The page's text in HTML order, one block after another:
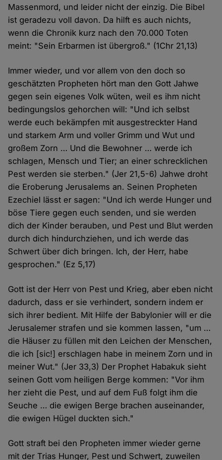
Massenmord, und leider nicht der einzig. Die Bibel
ist geradezu voll davon. Da hilft es auch nichts,
wenn die Chronik kurz nach den 70.000 Toten
meint: "Sein Erbarmen ist übergroß." (1Chr 21,13)
Immer wieder, und vor allem von den doch so
geschätzten Propheten hört man den Gott Jahwe
gegen sein eigenes Volk wüten, weil es ihm nicht
bedingungslos gehorchen will: "Und ich selbst
werde euch bekämpfen mit ausgestreckter Hand
und starkem Arm und voller Grimm und Wut und
großem Zorn … Und die Bewohner … werde ich
schlagen, Mensch und Tier; an einer schrecklichen
Pest werden sie sterben." (Jer 21,5-6) Jahwe droht
die Eroberung Jerusalems an. Seinen Propheten
Ezechiel lässt er sagen: "Und ich werde Hunger und
böse Tiere gegen euch senden, und sie werden
dich der Kinder berauben, und Pest und Blut werden
durch dich hindurchziehen, und ich werde das
Schwert über dich bringen. Ich, der Herr, habe
gesprochen." (Ez 5,17)
Gott ist der Herr von Pest und Krieg, aber eben nicht
dadurch, dass er sie verhindert, sondern indem er
sich ihrer bedient. Mit Hilfe der Babylonier will er die
Jerusalemer strafen und sie kommen lassen, "um …
die Häuser zu füllen mit den Leichen der Menschen,
die ich [sic!] erschlagen habe in meinem Zorn und in
meiner Wut." (Jer 33,3) Der Prophet Habakuk sieht
seinen Gott vom heiligen Berge kommen: "Vor ihm
her zieht die Pest, und auf dem Fuß folgt ihm die
Seuche … die ewigen Berge brachen auseinander,
die ewigen Hügel duckten sich."
Gott straft bei den Propheten immer wieder gerne
mit der Trias Hunger, Pest und Schwert, zuweilen